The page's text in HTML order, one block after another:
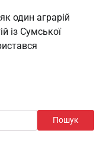
один аграрій
із Сумської
Пошук